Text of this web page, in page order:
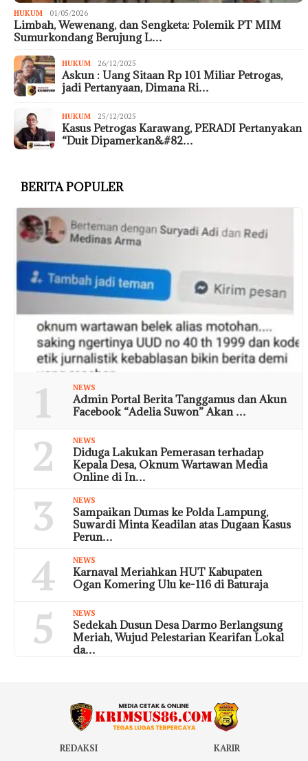
HUKUM 01/05/2026
Limbah, Wewenang, dan Sengketa: Polemik PT MIM
Sumurkondang Berujung L…
HUKUM 26/12/2025
Askun : Uang Sitaan Rp 101 Miliar Petrogas,
jadi Pertanyaan, Dimana Ri…
HUKUM 25/12/2025
Kasus Petrogas Karawang, PERADI Pertanyakan
“Duit Dipamerkan&#82…
BERITA POPULER
1 NEWS
Admin Portal Berita Tanggamus dan Akun
Facebook “Adelia Suwon” Akan …
2 NEWS
Diduga Lakukan Pemerasan terhadap
Kepala Desa, Oknum Wartawan Media
Online di In…
3 NEWS
Sampaikan Dumas ke Polda Lampung,
Suwardi Minta Keadilan atas Dugaan Kasus
Perun…
4 NEWS
Karnaval Meriahkan HUT Kabupaten
Ogan Komering Ulu ke-116 di Baturaja
5 NEWS
Sedekah Dusun Desa Darmo Berlangsung
Meriah, Wujud Pelestarian Kearifan Lokal
da…
REDAKSI KARIR